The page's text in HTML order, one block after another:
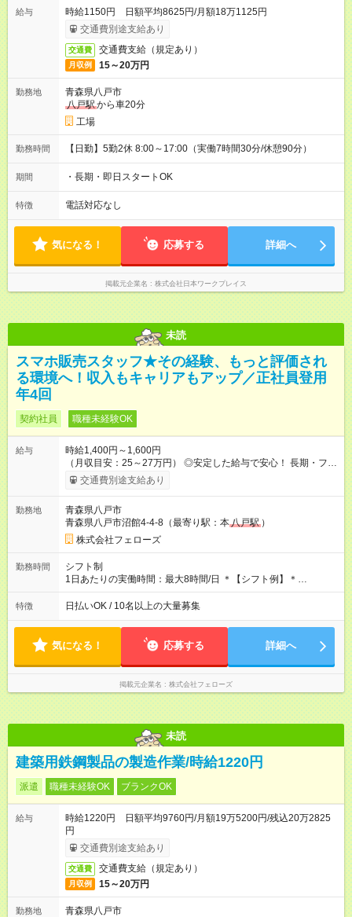
給与
時給1150円 日額平均8625円/月額18万1125円
交通費別途支給あり
交通費 交通費支給（規定あり）
月収例 15～20万円
勤務地
青森県八戸市
八戸駅から車20分
工場
勤務時間 【日勤】5勤2休 8:00～17:00（実働7時間30分/休憩90分）
期間 ・長期・即日スタートOK
特徴 電話対応なし
気になる！ 応募する 詳細へ
掲載元企業名 株式会社日本ワークプレイス
未読
スマホ販売スタッフ★その経験、もっと評価され
る環境へ！収入もキャリアもアップ／正社員登用
年4回
契約社員 職種未経験OK
給与
時給1,400円～1,600円
（月収目安：25～27万円） ◎安定した給与で安心！ 長期・フル
タイムで勤務いただける方にお越しいただきたいと思っていま
す。シフトが削られることはないので、安定した給与が入りま
たいという人もいると思います。このあたりは柔軟に対応する
ので、お気軽にご相談ください！ ※2ヶ月の試用期間がありま
す。その間の給与・待遇に変更はありません。 【試用期間】試
用期間あり 試用期間の長さ：2ヶ月 雇用形態、給与は本採用時
と同じです。
交通費別途支給あり
勤務地
青森県八戸市
青森県八戸市沼館4-4-8（最寄り駅：本八戸駅 ）
株式会社フェローズ
勤務時間
シフト制
1日あたりの実働時間：最大8時間/日 ＊【シフト例】＊
(1) 10:00～19:00 (2) 11:00～20:00 (3) 12:00～21:00 など ◎
いずれも実働8時間・休憩1時間です。中抜けシフトなどはあり
たい」などあれば相談に応じますのでおっしゃってください！
特徴 日払いOK / 10名以上の大量募集
気になる！ 応募する 詳細へ
掲載元企業名 株式会社フェローズ
未読
建築用鉄鋼製品の製造作業/時給1220円
派遣 職種未経験OK ブランクOK
給与
時給1220円 日額平均9760円/月額19万5200円/残込20万2825
円
交通費別途支給あり
交通費 交通費支給（規定あり）
月収例 15～20万円
勤務地
青森県八戸市